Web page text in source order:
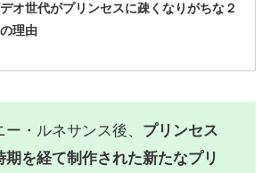
オ世代がプリンセスに疎くなりがちな２
理由
ー・ルネサンス後、 プリンセス
期を経て制作された新たなプリ